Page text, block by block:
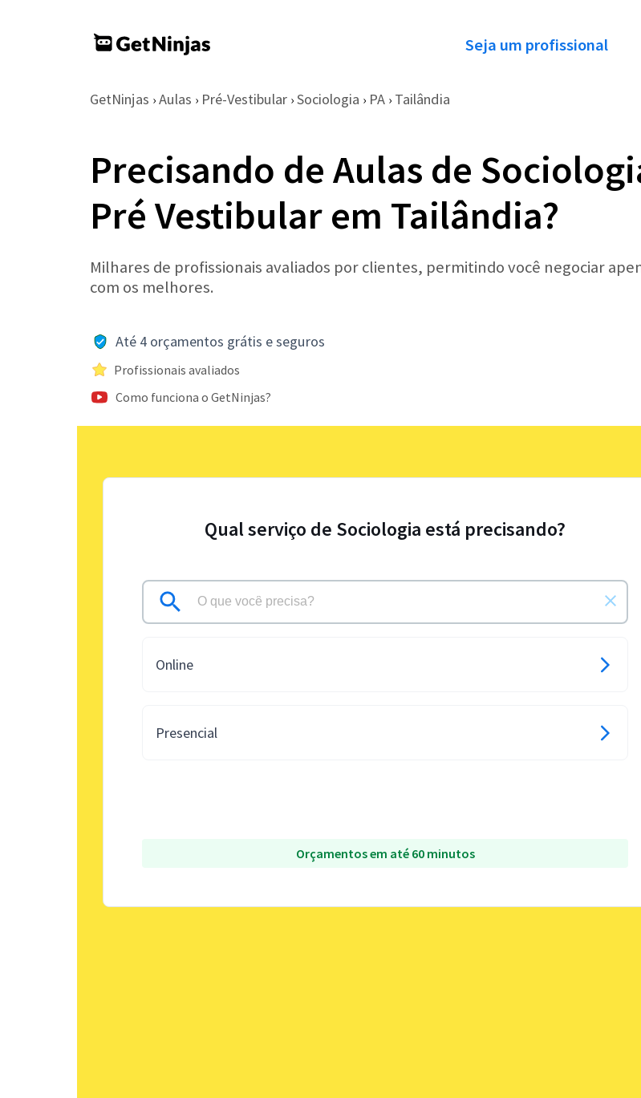
Seja um profissional
GetNinjas › Aulas › Pré-Vestibular › Sociologia › PA › Tailândia
Precisando de Aulas de
Pré Vestibular em Tailândia?
Milhares de profissionais avaliados por clientes, permitindo você negociar
com os melhores.
Até 4 orçamentos grátis e seguros
Profissionais avaliados
Como funciona o GetNinjas?
Qual serviço de Sociologia está precisando?
Online
Presencial
Orçamentos em até 60 minutos